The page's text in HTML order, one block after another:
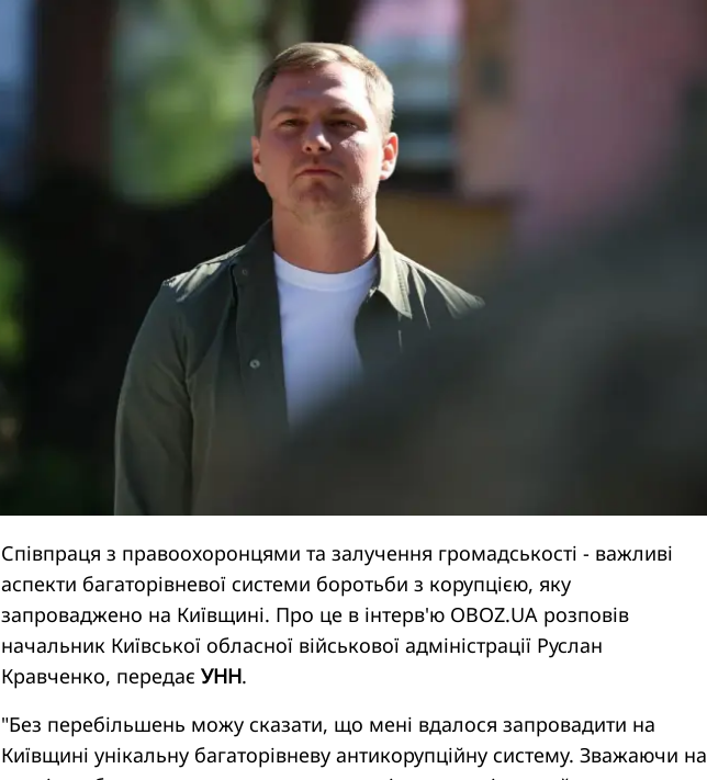
Співпраця з правоохоронцями та залучення громадськості - важливі
аспекти багаторівневої системи боротьби з корупцією, яку
запроваджено на Київщині. Про це в інтерв'ю OBOZ.UA розповів
начальник Київської обласної військової адміністрації Руслан
Кравченко, передає УНН.
"Без перебільшень можу сказати, що мені вдалося запровадити на
Київщині унікальну багаторівневу антикорупційну систему. Зважаючи на